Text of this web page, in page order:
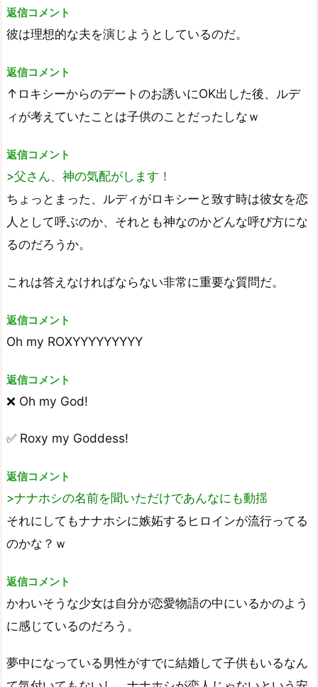
返信コメント
彼は理想的な夫を演じようとしているのだ。
返信コメント
↑ロキシーからのデートのお誘いにOK出した後、ルデ
ィが考えていたことは子供のことだったしなｗ
返信コメント
>父さん、神の気配がします！
ちょっとまった、ルディがロキシーと致す時は彼女を恋
人として呼ぶのか、それとも神なのかどんな呼び方にな
るのだろうか。
これは答えなければならない非常に重要な質問だ。
返信コメント
Oh my ROXYYYYYYYYY
返信コメント
❌ Oh my God!
✅ Roxy my Goddess!
返信コメント
>ナナホシの名前を聞いただけであんなにも動揺
それにしてもナナホシに嫉妬するヒロインが流行ってる
のかな？ｗ
返信コメント
かわいそうな少女は自分が恋愛物語の中にいるかのよう
に感じているのだろう。
夢中になっている男性がすでに結婚して子供もいるなん